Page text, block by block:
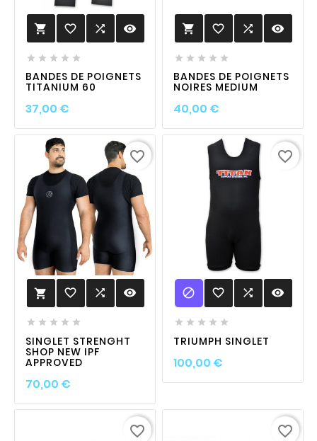
 favorite_border  visibility
    
BANDES DE POIGNETS
TITANIUM 60
37,00 €Prix
 favorite_border  visibility
    
BANDES DE POIGNETS
NOIRES MEDIUM
40,00 €Prix
 favorite_border  visibility
    
SINGLET STRENGHT
SHOP NEW IPF
APPROVED
70,00 €Prix
favorite_border
 favorite_border  visibility
    
TRIUMPH SINGLET
100,00 €Prix
favorite_border
favorite_border favorite_border